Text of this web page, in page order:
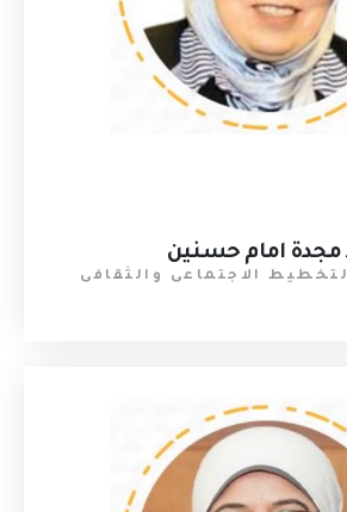
مجدة امام حسنين
الاجتماعى والثقافى